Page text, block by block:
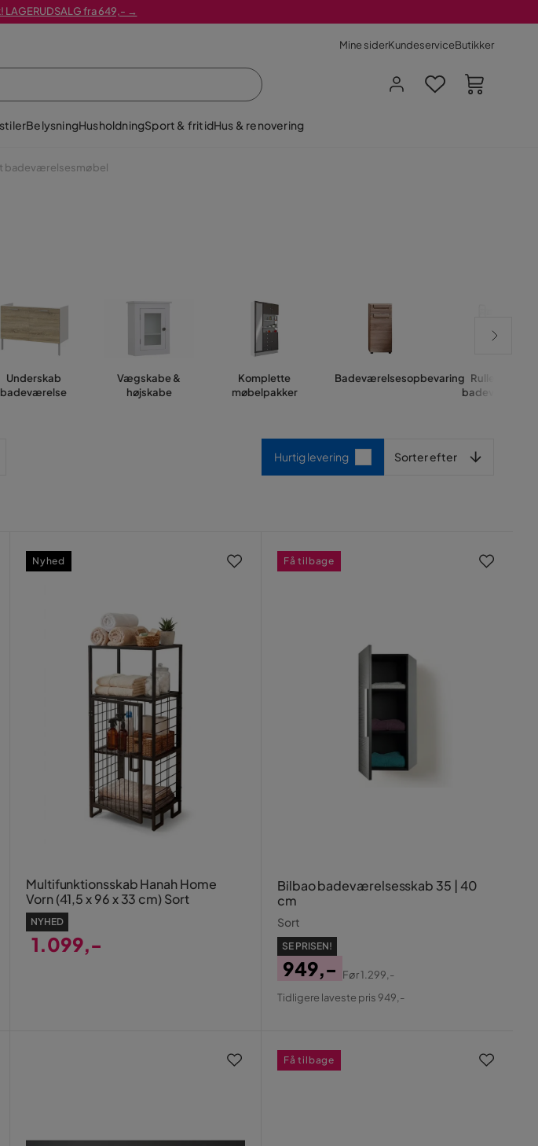
fra 649,- →
Mine siderKundeserviceButikker
BelysningHusholdningSport & fritidHus & renovering
badeværelsesmøbel
Underskab
badeværelse
Vægskabe &
højskabe
Komplette
møbelpakker
Badeværelsesopbevaring Rullevogn
badeværelse
Hurtig levering Sorter efter
Multifunktionsskab Hanah Home
Vorn (41,5 x 96 x 33 cm) Sort
NYHED
1.099,-
Nyhed
Bilbao badeværelsesskab 35 | 40
cm
Sort
SE PRISEN!
Pris
949,-
Original
Før1.299,-
Tidligere laveste pris 949,-
Få tilbage
Få tilbage